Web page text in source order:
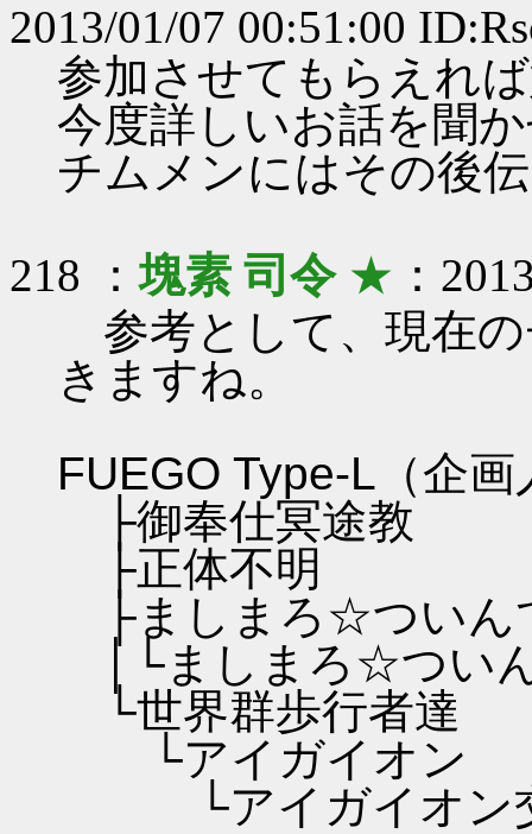
2013/01/07 00:51:00
参加させてもらえれ
今度詳しいお話を聞
チムメンにはその後
218 ：塊素 司令★ ：
参考として、現在
きますね。
FUEGO Type-L（企
├御奉仕冥途教
├正体不明
├ましまろ☆ついん
│└ましまろ☆つい
└世界群歩行者達
└アイガイオン
└アイガイオン交